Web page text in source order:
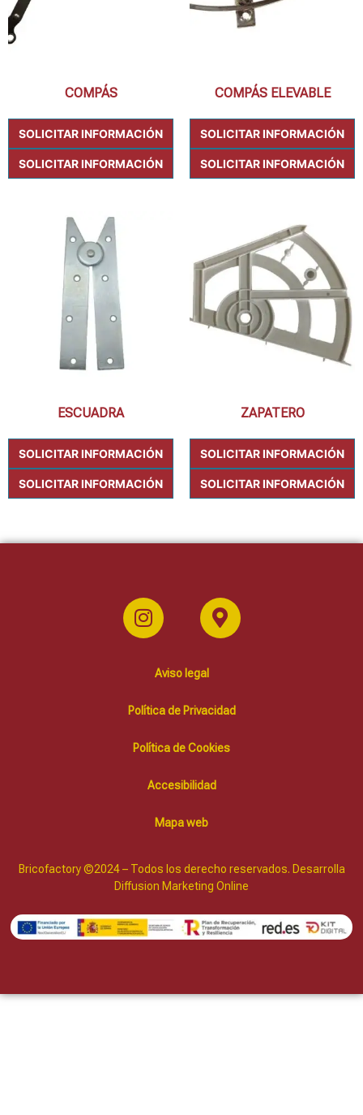
COMPÁS
SOLICITAR INFORMACIÓN
SOLICITAR INFORMACIÓN
COMPÁS ELEVABLE
SOLICITAR INFORMACIÓN
SOLICITAR INFORMACIÓN
ESCUADRA
SOLICITAR INFORMACIÓN
SOLICITAR INFORMACIÓN
ZAPATERO
SOLICITAR INFORMACIÓN
SOLICITAR INFORMACIÓN
Aviso legal
Política de Privacidad
Política de Cookies
Accesibilidad
Mapa web
Bricofactory ©2024 – Todos los derecho reservados. Desarrolla
Diffusion Marketing Online